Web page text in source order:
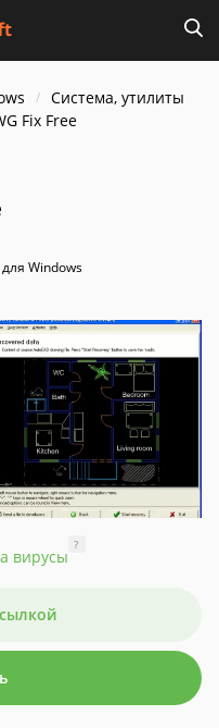
Система, утилиты
Fix Free
Windows
вирусы
?